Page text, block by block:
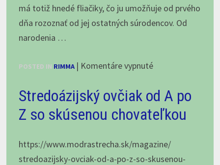
má totiž hnedé fliačiky, čo ju umožňuje od prvého
dňa rozoznať od jej ostatných súrodencov. Od
narodenia …
POSTED IN RIMMA | Komentáre vypnuténa
Chacalkiz
Chenekel,
týždňov
Stredoázijský ovčiak od A po
Z so skúsenou chovateľkou
https://www.modrastrecha.sk/magazine/
stredoazijsky-ovciak-od-a-po-z-so-skusenou-